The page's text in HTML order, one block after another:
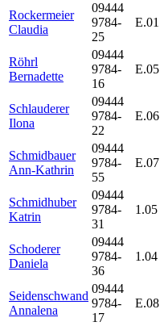
Rockermeier
Claudia
09444
9784-
25
E.01
Röhrl
Bernadette
09444
9784-
16
E.05
Schlauderer
Ilona
09444
9784-
22
E.06
Schmidbauer
Ann-Kathrin
09444
9784-
55
E.07
Schmidhuber
Katrin
09444
9784-
31
1.05
Schoderer
Daniela
09444
9784-
36
1.04
Seidenschwand
Annalena
09444
9784-
17
E.08